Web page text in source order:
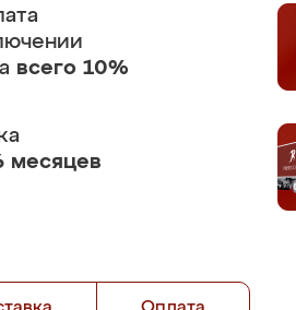
всего 10%
месяцев